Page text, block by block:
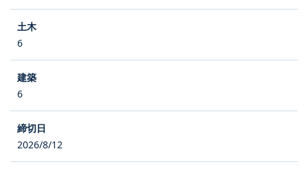
6
6
2026/8/12